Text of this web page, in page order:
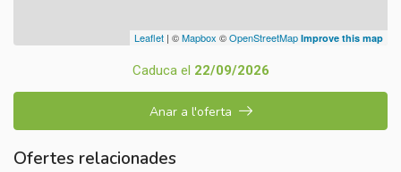
Leaflet | ©Mapbox ©OpenStreetMap Improve this map
Caduca el 22/09/2026
Anar a l'oferta
Ofertes relacionades